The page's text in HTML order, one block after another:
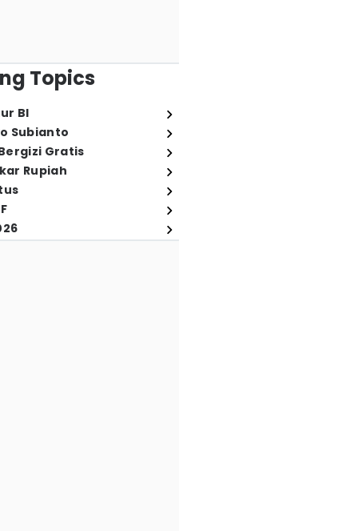
Topics
BI
Subianto
Gratis
Rupiah